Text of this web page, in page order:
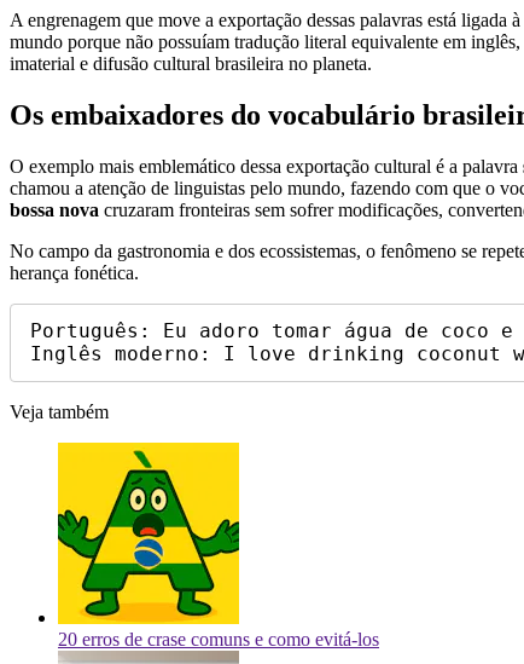
A engrenagem que move a exportação dessas palavras está ligada à
mundo porque não possuíam tradução literal equivalente em
imaterial e difusão cultural brasileira no planeta.
Os embaixadores do vocabulário
O exemplo mais emblemático dessa exportação cultural é a palavra
chamou a atenção de linguistas pelo mundo, fazendo com que o
bossa nova cruzaram fronteiras sem sofrer modificações,
No campo da gastronomia e dos ecossistemas, o fenômeno se
herança fonética.
Português: Eu adoro tomar água de coco
Veja também
20 erros de crase comuns e como evitá-los